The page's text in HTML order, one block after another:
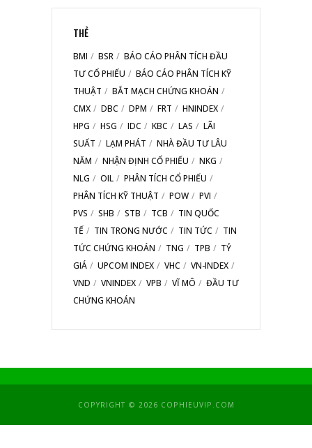
THẺ
BMI BSR
BÁO CÁO PHÂN TÍCH ĐẦU
TƯ CỔ PHIẾU
BÁO CÁO PHÂN TÍCH KỸ
THUẬT
BẮT MẠCH CHỨNG KHOÁN
CMX
DBC DPM FRT
HNINDEX
HPG
HSG IDC KBC LAS
LÃI
SUẤT
LẠM PHÁT
NHÀ ĐẦU TƯ LÂU
NĂM
NHẬN ĐỊNH CỔ PHIẾU
NKG
NLG
OIL
PHÂN TÍCH CỔ PHIẾU
PHÂN TÍCH KỸ THUẬT
POW
PVI
PVS
SHB STB TCB
TIN QUỐC
TẾ
TIN TRONG NƯỚC TIN TỨC
TIN
TỨC CHỨNG KHOÁN
TNG TPB
TỶ
GIÁ
UPCOM INDEX VHC
VN-INDEX
VND
VNINDEX VPB VĨ MÔ
ĐẦU TƯ
CHỨNG KHOÁN
COPYRIGHT © 2026 COPHIEUVIP.COM